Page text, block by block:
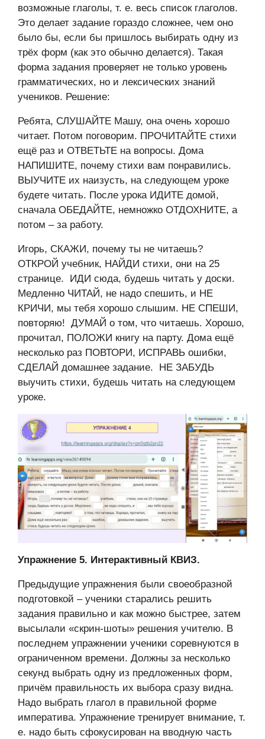
возможные глаголы, т. е. весь список глаголов.
Это делает задание гораздо сложнее, чем оно
было бы, если бы пришлось выбирать одну из
трёх форм (как это обычно делается). Такая
форма задания проверяет не только уровень
грамматических, но и лексических знаний
учеников. Решение:
Ребята, СЛУШАЙТЕ Машу, она очень хорошо
читает. Потом поговорим. ПРОЧИТАЙТЕ стихи
ещё раз и ОТВЕТЬТЕ на вопросы. Дома
НАПИШИТЕ, почему стихи вам понравились.
ВЫУЧИТЕ их наизусть, на следующем уроке
будете читать. После урока ИДИТЕ домой,
сначала ОБЕДАЙТЕ, немножко ОТДОХНИТЕ, а
потом – за работу.
Игорь, СКАЖИ, почему ты не читаешь?
ОТКРОЙ учебник, НАЙДИ стихи, они на 25
странице. ИДИ сюда, будешь читать у доски.
Медленно ЧИТАЙ, не надо спешить, и НЕ
КРИЧИ, мы тебя хорошо слышим. НЕ СПЕШИ,
повторяю! ДУМАЙ о том, что читаешь. Хорошо,
прочитал, ПОЛОЖИ книгу на парту. Дома ещё
несколько раз ПОВТОРИ, ИСПРАВЬ ошибки,
СДЕЛАЙ домашнее задание. НЕ ЗАБУДЬ
выучить стихи, будешь читать на следующем
уроке.
Упражнение 5. Интерактивный КВИЗ.
Предыдущие упражнения были своеобразной
подготовкой – ученики старались решить
задания правильно и как можно быстрее, затем
высылали «скрин-шоты» решения учителю. В
последнем упражнении ученики соревнуются в
ограниченном времени. Должны за несколько
секунд выбрать одну из предложенных форм,
причём правильность их выбора сразу видна.
Надо выбрать глагол в правильной форме
императива. Упражнение тренирует внимание, т.
е. надо быть сфокусирован на вводную часть